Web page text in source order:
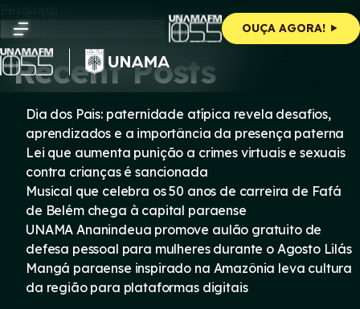
content
OUÇA AGORA!
Pesquisar
Pesquisar
Recent Posts
Dia dos Pais: paternidade atípica revela desafios,
aprendizados e a importância da presença paterna
Lei que aumenta punição a crimes virtuais e sexuais
contra crianças é sancionada
Musical que celebra os 50 anos de carreira de Fafá
de Belém chega à capital paraense
UNAMA Ananindeua promove aulão gratuito de
defesa pessoal para mulheres durante o Agosto Lilás
Mangá paraense inspirado na Amazônia leva cultura
da região para plataformas digitais